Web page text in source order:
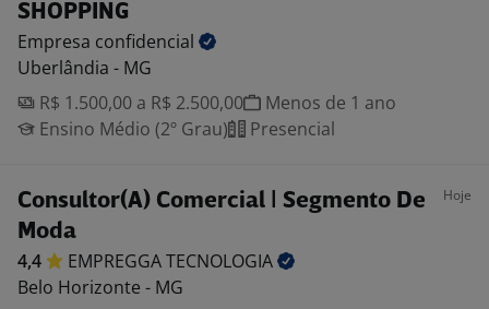
SHOPPING
Empresa confidencial
Uberlândia - MG
R$ 1.500,00 a R$ 2.500,00
Menos de 1 ano
Ensino Médio (2º Grau)
Presencial
Consultor(A) Comercial | Segmento De
Moda
Hoje
4,4 EMPREGGATECNOLOGIA
Belo Horizonte - MG